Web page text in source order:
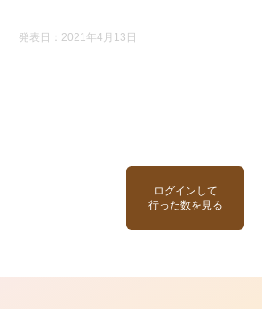
発表日：2021年4月13日
ログインして
行った数を見る